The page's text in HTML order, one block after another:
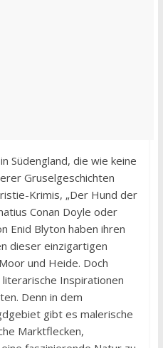
Südengland, die wie keine
Gruselgeschichten
Krimis, „Der Hund der
Conan Doyle oder
Enid Blyton haben ihren
dieser einzigartigen
und Heide. Doch
Inspirationen
Denn in dem
gibt es malerische
Marktflecken,